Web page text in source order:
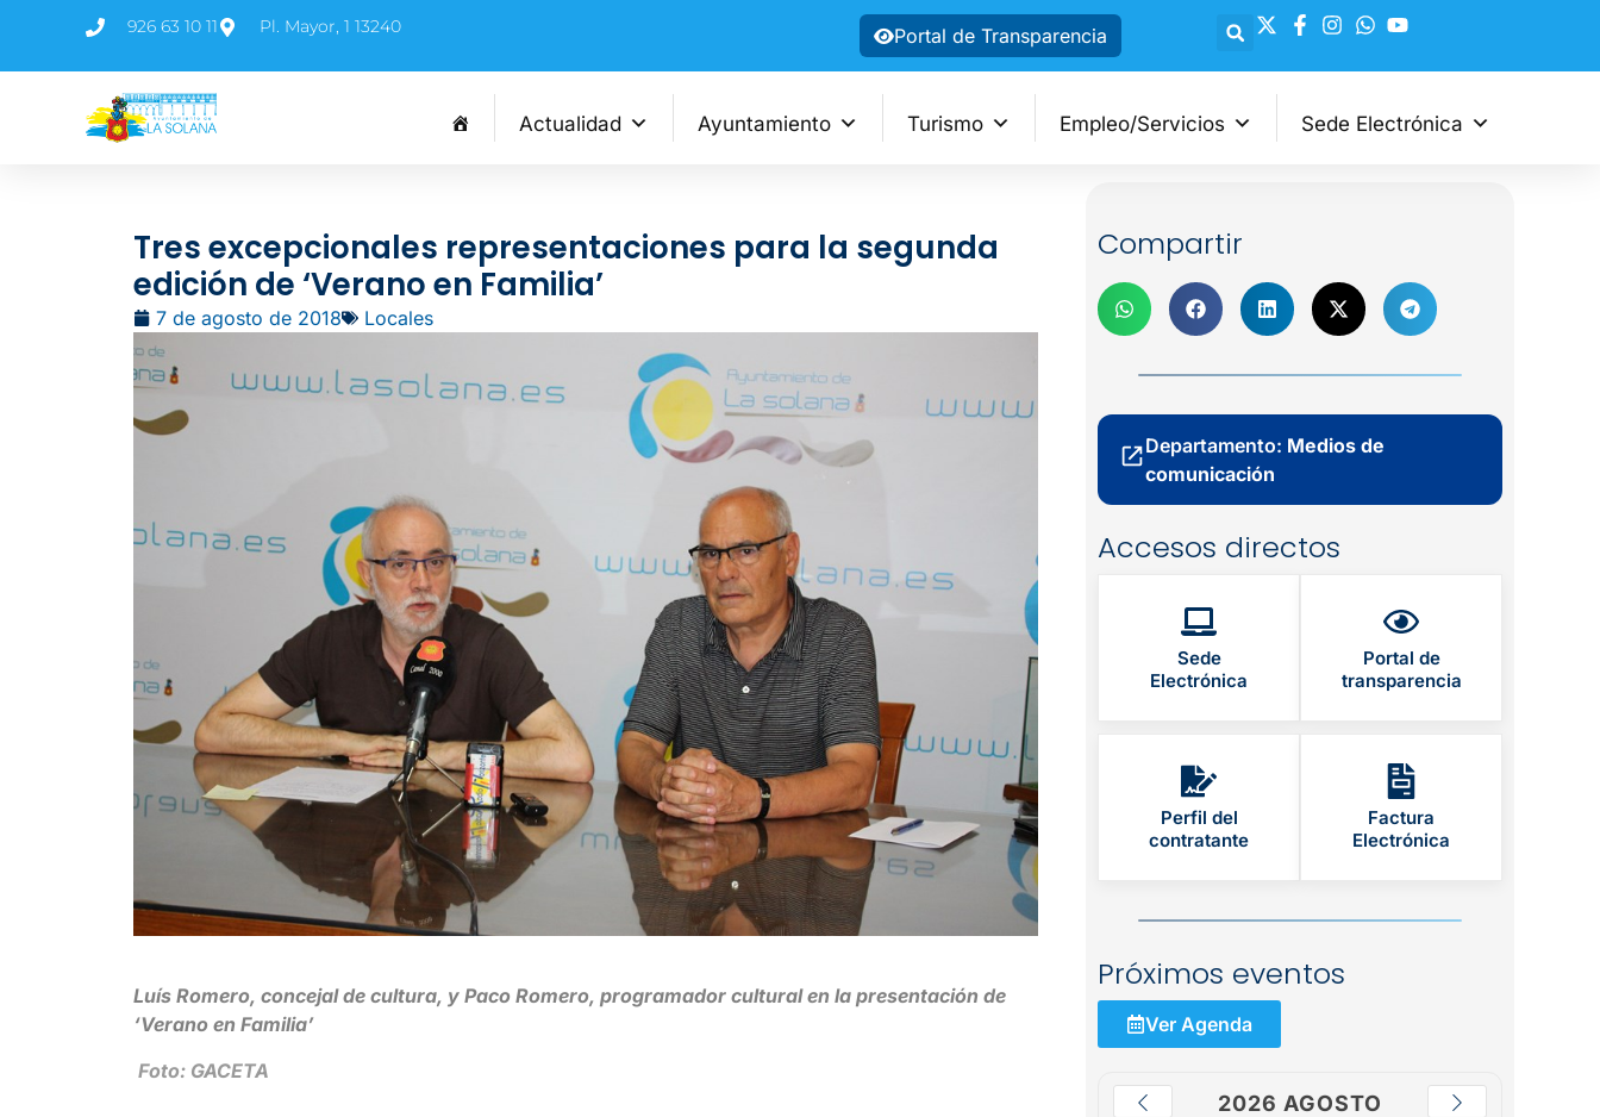
926 63 10 11 Pl. Mayor, 1 13240 Portal de Transparencia
Actualidad Ayuntamiento Turismo Empleo/Servicios Sede Electrónica
Tres excepcionales representaciones para la segunda
edición de ‘Verano en Familia’
7 de agosto de 2018 Locales
Luís Romero, concejal de cultura, y Paco Romero, programador cultural en la presentación de
‘Verano en Familia’
Foto: GACETA
Compartir
Departamento: Medios de
comunicación
Accesos directos
Sede
Electrónica
Portal de
transparencia
Perfil del
contratante
Factura
Electrónica
Próximos eventos
Ver Agenda
2026 AGOSTO